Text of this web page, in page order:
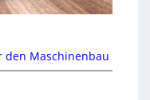
den Maschinenbau